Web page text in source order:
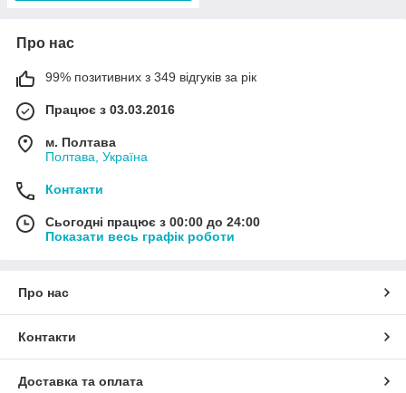
Про нас
99% позитивних з 349 відгуків за рік
Працює з 03.03.2016
м. Полтава
Полтава, Україна
Контакти
Сьогодні працює з 00:00 до 24:00
Показати весь графік роботи
Про нас
Контакти
Доставка та оплата